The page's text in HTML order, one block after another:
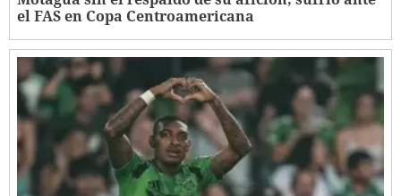
el FAS en Copa Centroamericana